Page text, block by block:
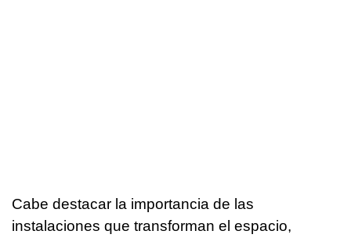
Cabe destacar la importancia de las
instalaciones que transforman el espacio,